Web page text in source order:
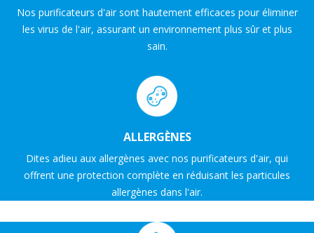
Nos purificateurs d'air sont hautement efficaces pour éliminer
les virus de l'air, assurant un environnement plus sûr et plus
sain.
ALLERGÈNES
Dites adieu aux allergènes avec nos purificateurs d'air, qui
offrent une protection complète en réduisant les particules
allergènes dans l'air.